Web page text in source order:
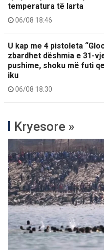
temperatura të larta
06/08 18:46
U kap me 4 pistoleta
zbardhet dëshmia e 31-
pushime, shoku më futi
iku
06/08 18:30
Kryesore »